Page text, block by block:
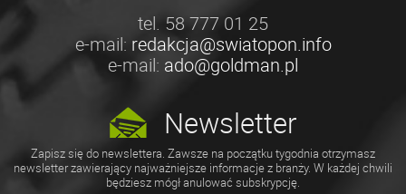
tel. 58 777 01 25
e-mail: redakcja@swiatopon.info
e-mail: ado@goldman.pl
Newsletter
Zapisz się do newslettera. Zawsze na początku tygodnia otrzymasz
newsletter zawierający najważniejsze informacje z branży. W każdej chwili
będziesz mógł anulować subskrypcję.